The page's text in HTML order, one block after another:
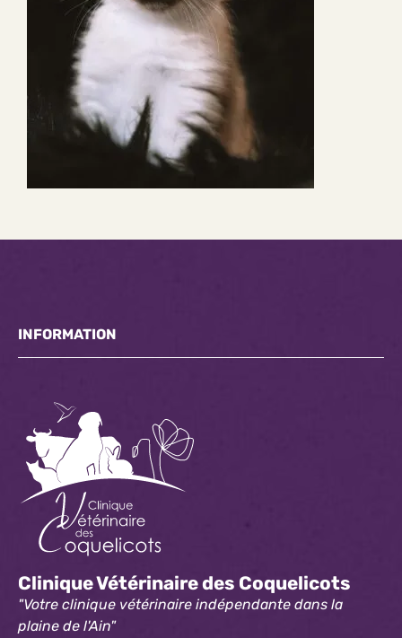
INFORMATION
Clinique Vétérinaire des Coquelicots
"Votre clinique vétérinaire indépendante dans la
plaine de l'Ain"